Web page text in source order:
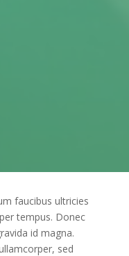
faucibus ultricies
tempus. Donec
id magna.
sed